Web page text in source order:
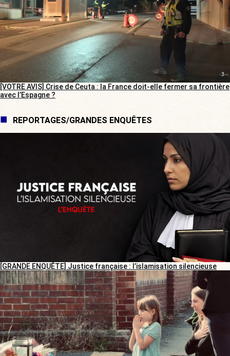
[VOTRE AVIS] Crise de Ceuta : la France doit-elle fermer sa frontière
avec l’Espagne ?
REPORTAGES/GRANDES ENQUÊTES
[GRANDE ENQUÊTE] Justice française : l’islamisation silencieuse